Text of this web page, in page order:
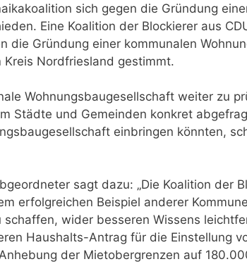
sich gegen die Gründung
Eine Koalition der Blockierer aus
die Gründung einer kommunalen
Kreis Nordfriesland gestimmt.
Wohnungsbaugesellschaft weiter zu
Städte und Gemeinden konkret
einbringen könnten,
sagt dazu: „Die Koalition der
erfolgreichen Beispiel anderer
schaffen, wider besseren Wissens
Haushalts-Antrag für die Einstellung
der Mietobergrenzen auf